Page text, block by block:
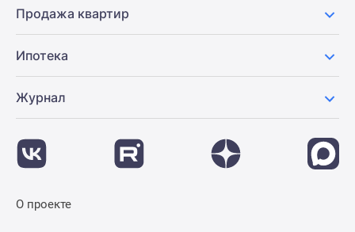
Продажа квартир
Ипотека
Журнал
О проекте